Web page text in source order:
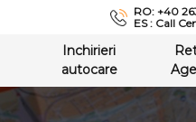
RO: +40
ES : Call
Inchirieri
autocare